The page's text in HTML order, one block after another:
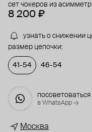
сет чокеров из
8 200 ₽
узнать о снижении
размер цепочки:
41-54 46-54
в WhatsApp →
Москва